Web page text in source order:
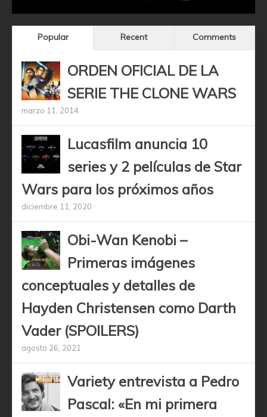
Popular Recent Comments
ORDEN OFICIAL DE LA
SERIE THE CLONE WARS
marzo 11, 2014
Lucasfilm anuncia 10
series y 2 películas de Star
Wars para los próximos años
diciembre 11, 2020
Obi-Wan Kenobi –
Primeras imágenes
conceptuales y detalles de
Hayden Christensen como Darth
Vader (SPOILERS)
agosto 26, 2021
Variety entrevista a Pedro
Pascal: «En mi primera